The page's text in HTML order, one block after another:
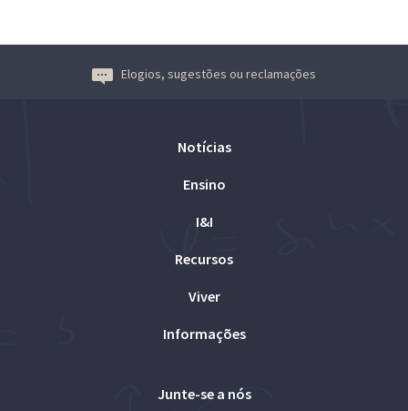
Elogios, sugestões ou reclamações
Notícias
Ensino
I&I
Recursos
Viver
Informações
Junte-se a nós